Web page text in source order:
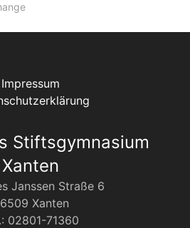
Impressum
Stiftsgymnasium
Xanten
Janssen Straße 6
Xanten
02801-71360